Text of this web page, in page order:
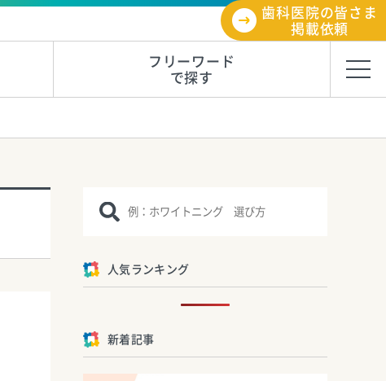
歯科医院の皆さま
掲載依頼
フリーワード
で探す
人気ランキング
新着記事